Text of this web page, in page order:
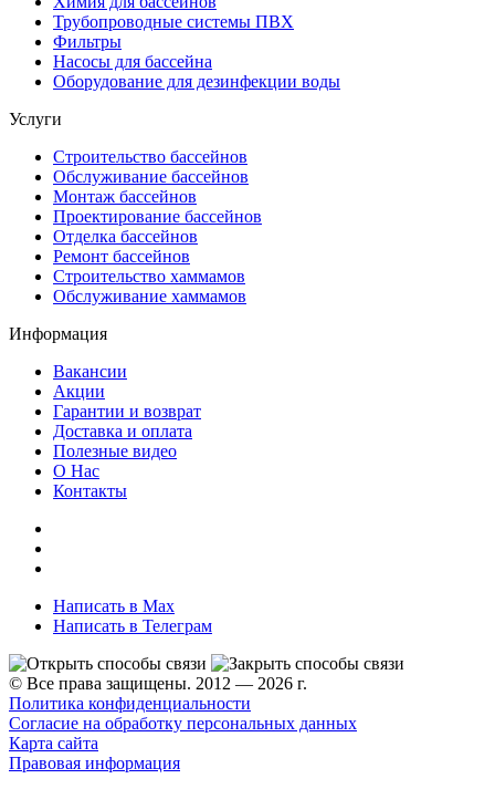
Трубопроводные системы ПВХ
Фильтры
Насосы для бассейна
Оборудование для дезинфекции воды
Услуги
Строительство бассейнов
Обслуживание бассейнов
Монтаж бассейнов
Проектирование бассейнов
Отделка бассейнов
Ремонт бассейнов
Строительство хаммамов
Обслуживание хаммамов
Информация
Вакансии
Акции
Гарантии и возврат
Доставка и оплата
Полезные видео
О Нас
Контакты
Написать в Max
Написать в Телеграм
© Все права защищены. 2012 — 2026 г.
Политика конфиденциальности
Согласие на обработку персональных данных
Карта сайта
Правовая информация